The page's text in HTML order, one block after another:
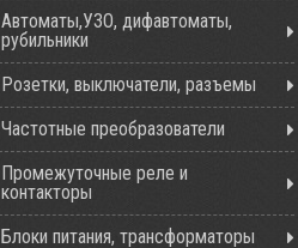
Автоматы,УЗО, дифавтоматы,
рубильники
Розетки, выключатели, разъемы
Частотные преобразователи
Промежуточные реле и
контакторы
Блоки питания, трансформаторы